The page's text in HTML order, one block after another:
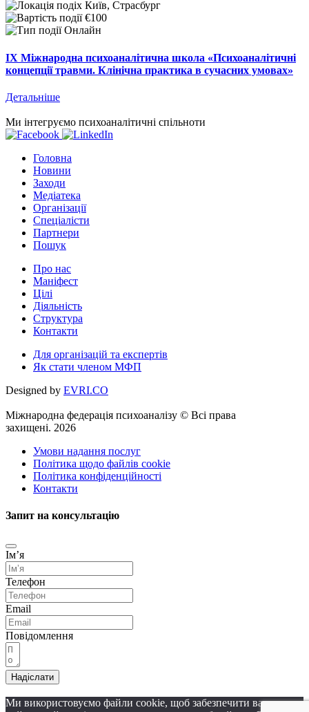
Київ, Страсбург
€100
Онлайн
IX Міжнародна психоаналітична школа «Психоаналітичні
концепції травми. Клінічна практика в сучасних умовах»
Детальніше
Ми інтегруємо психоаналітичні спільноти
Головна
Новини
Заходи
Медіатека
Організації
Спеціалісти
Партнери
Пошук
Про нас
Маніфест
Цілі
Діяльність
Структура
Контакти
Для організацій та експертів
Як стати членом МФП
Designed by EVRI.CO
Міжнародна федерація психоаналізу © Всі права
захищені. 2026
Умови надання послуг
Політика щодо файлів cookie
Політика конфіденційності
Контакти
Запит на консультацію
Імʼя
Телефон
Email
Повідомлення
Надіслати
Ми використовуємо файли cookie, щоб забезпечити вам